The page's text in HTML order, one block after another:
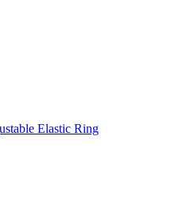
Elastic Ring